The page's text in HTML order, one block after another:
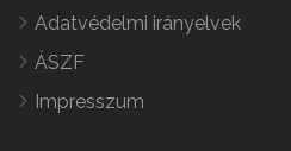
Adatvédelmi irányelvek
ÁSZF
Impresszum